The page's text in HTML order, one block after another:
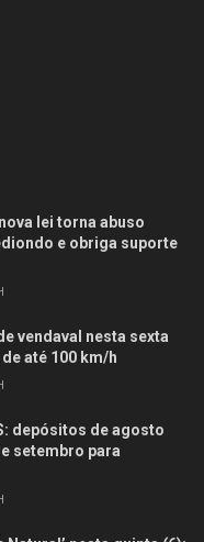
lei torna abuso
e obriga suporte
vendaval nesta sexta
até 100 km/h
depósitos de agosto
setembro para